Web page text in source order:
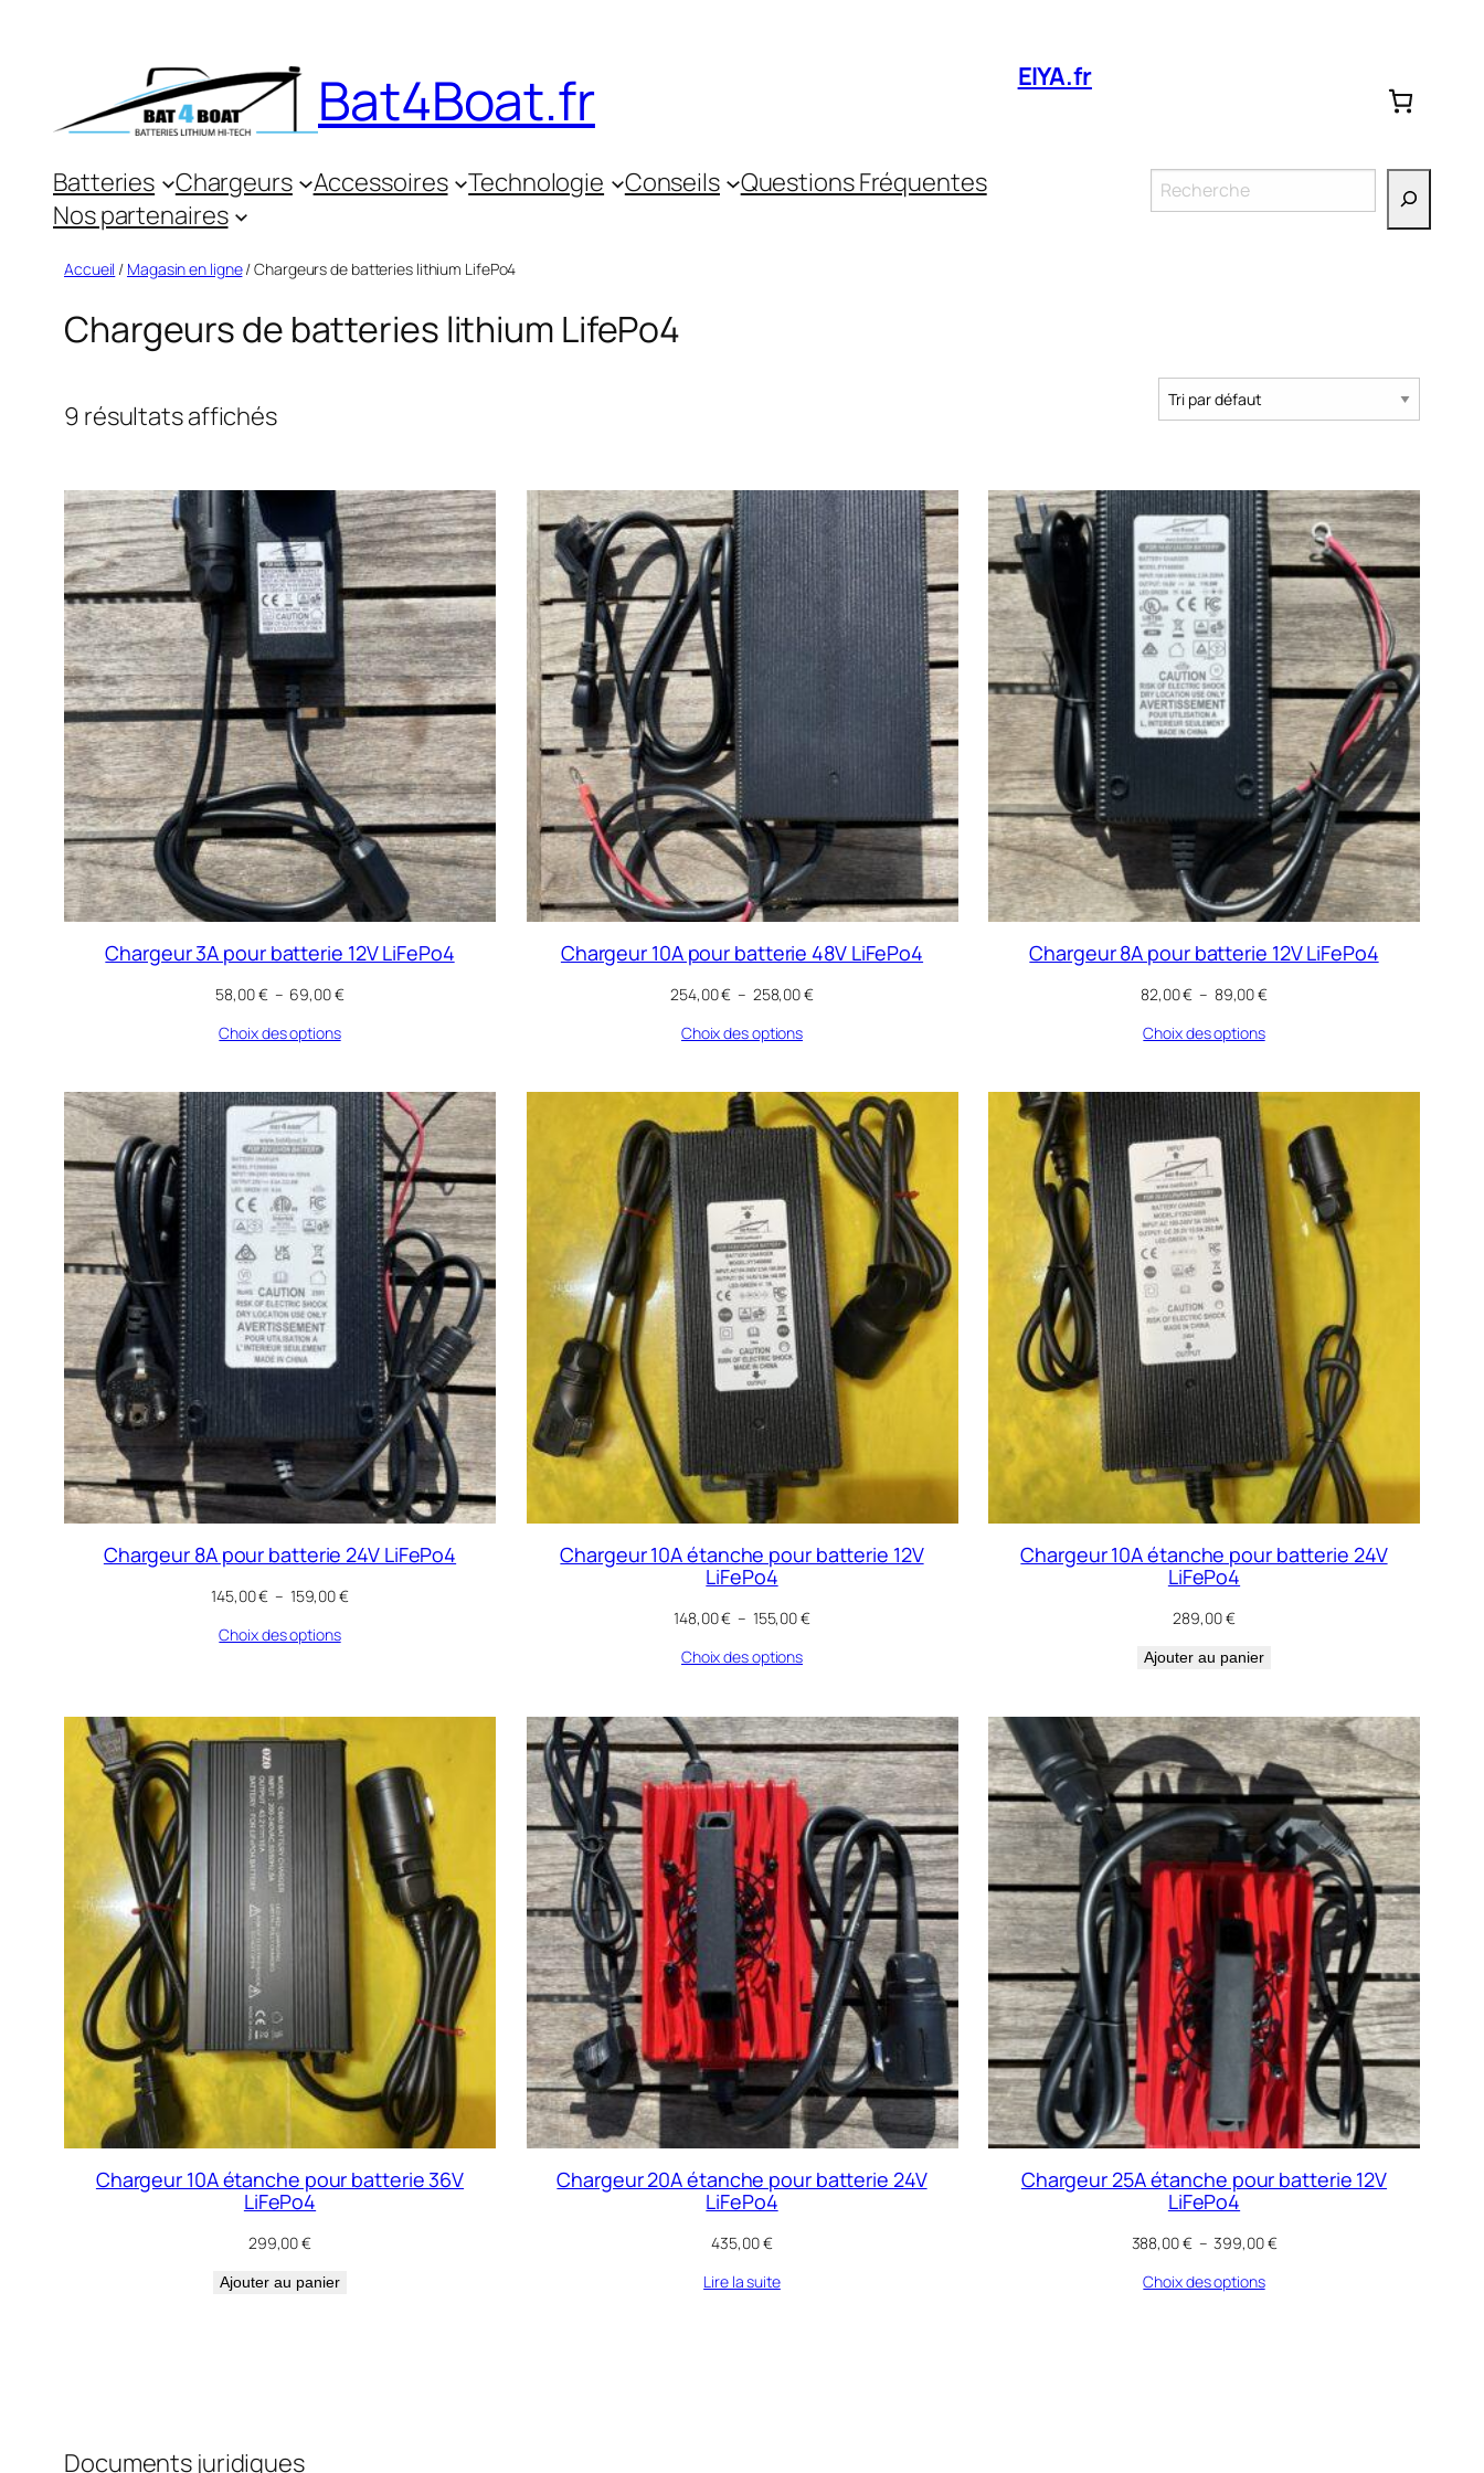
Bat4Boat.fr EIYA.fr
Batteries Chargeurs Accessoires Technologie Conseils
Questions Fréquentes
Nos partenaires
Rechercher
Accueil / Magasin en ligne/ Chargeurs de batteries lithium LifePo4
Chargeurs de batteries lithium LifePo4
9 résultats affichés
Chargeur 3A pour batterie 12V LiFePo4
58,00€ – 69,00€Plage
69,00 €
Choix des options
Chargeur 10A pour batterie 48V LiFePo4
254,00€ – 258,00€Plage
258,00 €
Choix des options
Chargeur 8A pour batterie 12V LiFePo4
82,00€ – 89,00€Plage
89,00 €
Choix des options
Chargeur 8A pour batterie 24V LiFePo4
145,00€ – 159,00€Plage
Choix des options
Chargeur 10A étanche pour batterie 12V
LiFePo4
148,00€ – 155,00€Plage
155,00 €
Choix des options
Chargeur 10A étanche pour batterie 24V
LiFePo4
289,00€
Ajouter au panier
Chargeur 10A étanche pour batterie 36V
LiFePo4
299,00€
Ajouter au panier
Chargeur 20A étanche pour batterie 24V
LiFePo4
435,00€
Lire la suite
Chargeur 25A étanche pour batterie 12V
LiFePo4
388,00€ – 399,00€Plage
Choix des options
Documents juridiques